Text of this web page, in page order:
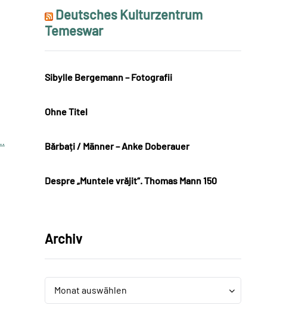
Deutsches Kulturzentrum
Temeswar
Sibylle Bergemann – Fotografii
Ohne Titel
Bărbați / Männer – Anke Doberauer
Despre „Muntele vrăjit“. Thomas Mann 150
Archiv
Archiv
Monat auswählen
Archiv